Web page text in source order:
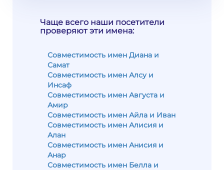
Чаще всего наши посетители
проверяют эти имена:
Совместимость имен Диана и
Самат
Совместимость имен Алсу и
Инсаф
Совместимость имен Августа и
Амир
Совместимость имен Айла и Иван
Совместимость имен Алисия и
Алан
Совместимость имен Анисия и
Анар
Совместимость имен Белла и